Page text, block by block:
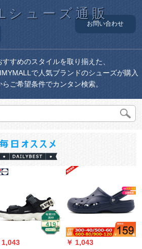
シューズ通販
お問い合わせ
すめのスタイルを取り揃えた、
で人気ブランドのシューズが購入
ご希望条件でカンタン検索。
1,043
￥ 1,043